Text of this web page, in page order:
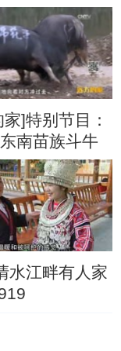
]特别节目：
南苗族斗牛
水江畔有人家